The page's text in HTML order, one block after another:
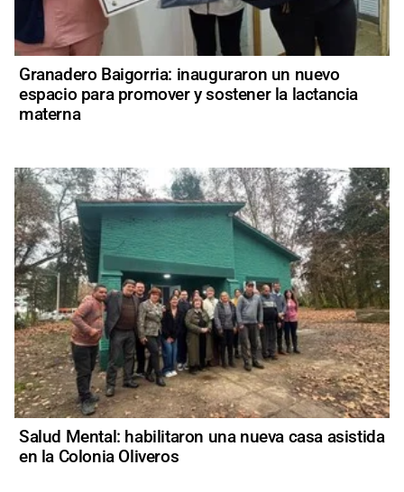
Granadero Baigorria: inauguraron un nuevo
espacio para promover y sostener la lactancia
materna
Salud Mental: habilitaron una nueva casa asistida
en la Colonia Oliveros